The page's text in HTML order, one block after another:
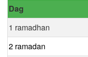
Dag
1 ramadhan
2 ramadan